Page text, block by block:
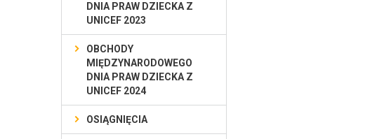
DNIA PRAW DZIECKA Z
UNICEF 2023
OBCHODY
MIĘDZYNARODOWEGO
DNIA PRAW DZIECKA Z
UNICEF 2024
OSIĄGNIĘCIA